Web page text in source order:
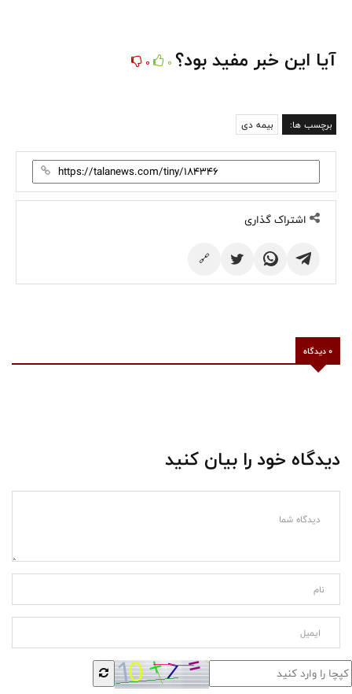
آیا این خبر مفید بود؟ 0
0
برچسب ها: بیمه دی
اشتراک گذاری
🔗
0 دیدگاه
دیدگاه خود را بیان کنید